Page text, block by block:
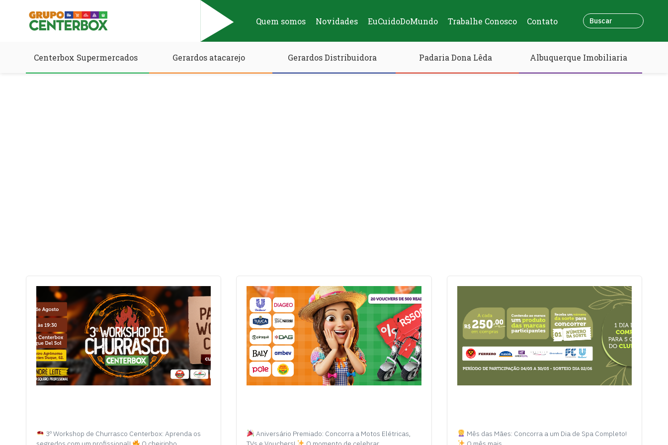
Quem somos Novidades EuCuidoDoMundo Trabalhe Conosco Contato
Centerbox Supermercados Gerardos atacarejo Gerardos Distribuidora Padaria Dona Lêda Albuquerque Imobiliaria
3º Workshop de Churrasco Centerbox: Aprenda os
Aniversário Premiado: Concorra a Motos Elétricas,
Mês das Mães: Concorra a um Dia de Spa Completo!